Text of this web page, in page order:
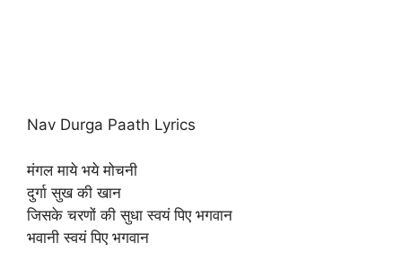
Nav Durga Paath Lyrics
मंगल माये भये मोचनी
दुर्गा सुख की खान
जिसके चरणों की सुधा स्वयं पिए भगवान
भवानी स्वयं पिए भगवान